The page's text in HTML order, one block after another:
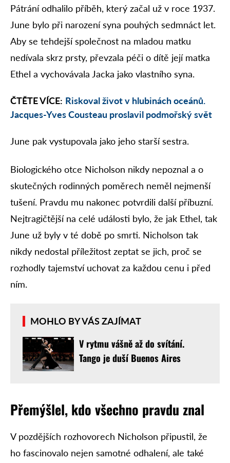
Pátrání odhalilo příběh, který začal už v roce 1937.
June bylo při narození syna pouhých sedmnáct let.
Aby se tehdejší společnost na mladou matku
nedívala skrz prsty, převzala péči o dítě její matka
Ethel a vychovávala Jacka jako vlastního syna.
ČTĚTE VÍCE: Riskoval život v hlubinách oceánů.
Jacques-Yves Cousteau proslavil podmořský svět
June pak vystupovala jako jeho starší sestra.
Biologického otce Nicholson nikdy nepoznal a o
skutečných rodinných poměrech neměl nejmenší
tušení. Pravdu mu nakonec potvrdili další příbuzní.
Nejtragičtější na celé události bylo, že jak Ethel, tak
June už byly v té době po smrti. Nicholson tak
nikdy nedostal příležitost zeptat se jich, proč se
rozhodly tajemství uchovat za každou cenu i před
ním.
MOHLO BY VÁS ZAJÍMAT
V rytmu vášně až do svítání.
Tango je duší Buenos Aires
Přemýšlel, kdo všechno pravdu znal
V pozdějších rozhovorech Nicholson připustil, že
ho fascinovalo nejen samotné odhalení, ale také